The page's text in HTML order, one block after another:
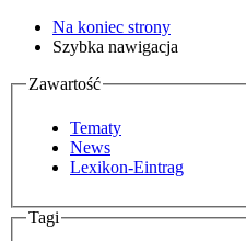
Na koniec strony
Szybka nawigacja
Zawartość
Tematy
News
Lexikon-Eintrag
Tagi